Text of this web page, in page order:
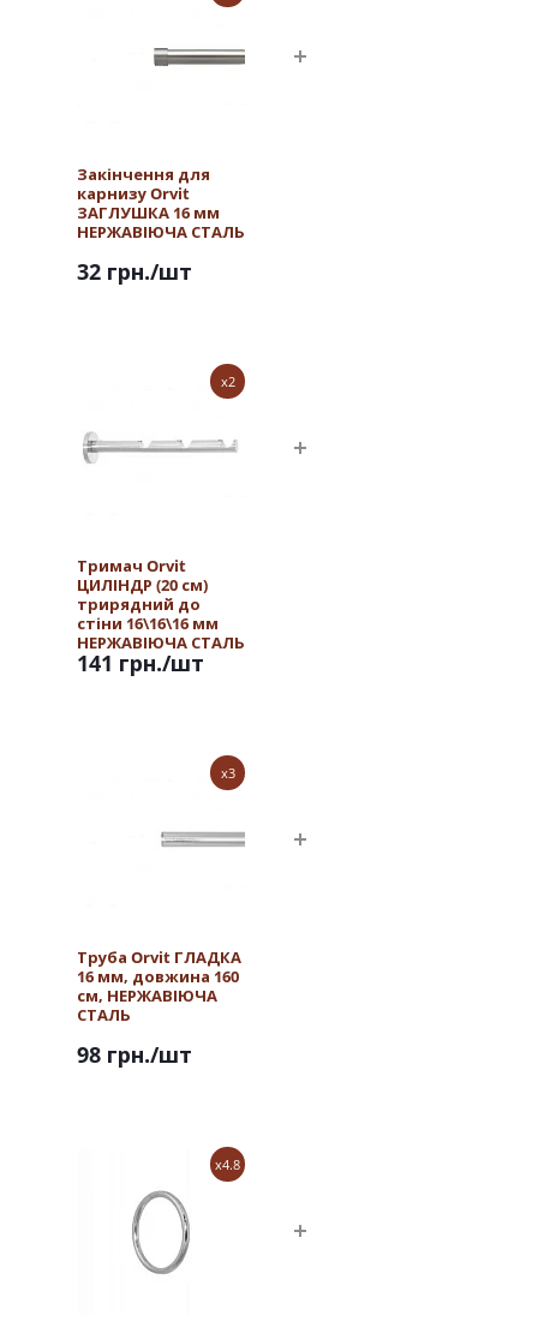
Закінчення для
карнизу Orvit
ЗАГЛУШКА 16 мм
НЕРЖАВІЮЧА СТАЛЬ
32 грн./шт
x2
Тримач Orvit
ЦИЛІНДР (20 см)
трирядний до
стіни 16\16\16 мм
НЕРЖАВІЮЧА СТАЛЬ
141 грн./шт
x3
Труба Orvit ГЛАДКА
16 мм, довжина 160
см, НЕРЖАВІЮЧА
СТАЛЬ
98 грн./шт
x4.8